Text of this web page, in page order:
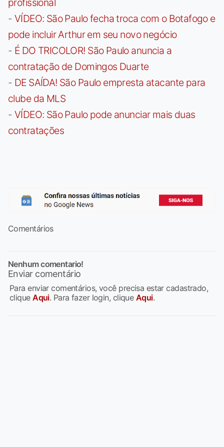
- VÍDEO: São Paulo fecha troca com o Botafogo e
pode incluir Arthur em seu novo negócio
- É DO TRICOLOR! São Paulo anuncia a
contratação de Domingos Duarte
- DE SAÍDA! São Paulo empresta atacante para
clube da MLS
- VÍDEO: São Paulo pode anunciar mais duas
contratações
Comentários
Nenhum comentario!
Enviar comentário
Para enviar comentários, você precisa estar cadastrado,
cliqueAqui. Para fazer login, clique Aqui.